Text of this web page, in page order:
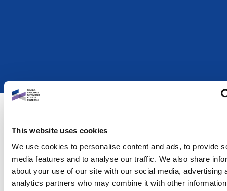
This website uses cookies
We use cookies to personalise content and ads, to provide
media features and to analyse our traffic. We also share
about your use of our site with our social media, advertising
analytics partners who may combine it with other
Corsi e percorsi costruiti intorno ai principali temi della gestione,
tutela, conservazione e valorizzazione del patrimonio.
I temi della
formazione